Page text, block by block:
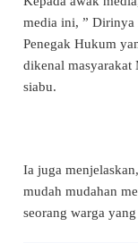
media ini, ” Dirinya
Penegak Hukum
dikenal masyarakat
siabu.
Ia juga
mudah mudahan
seorang warga